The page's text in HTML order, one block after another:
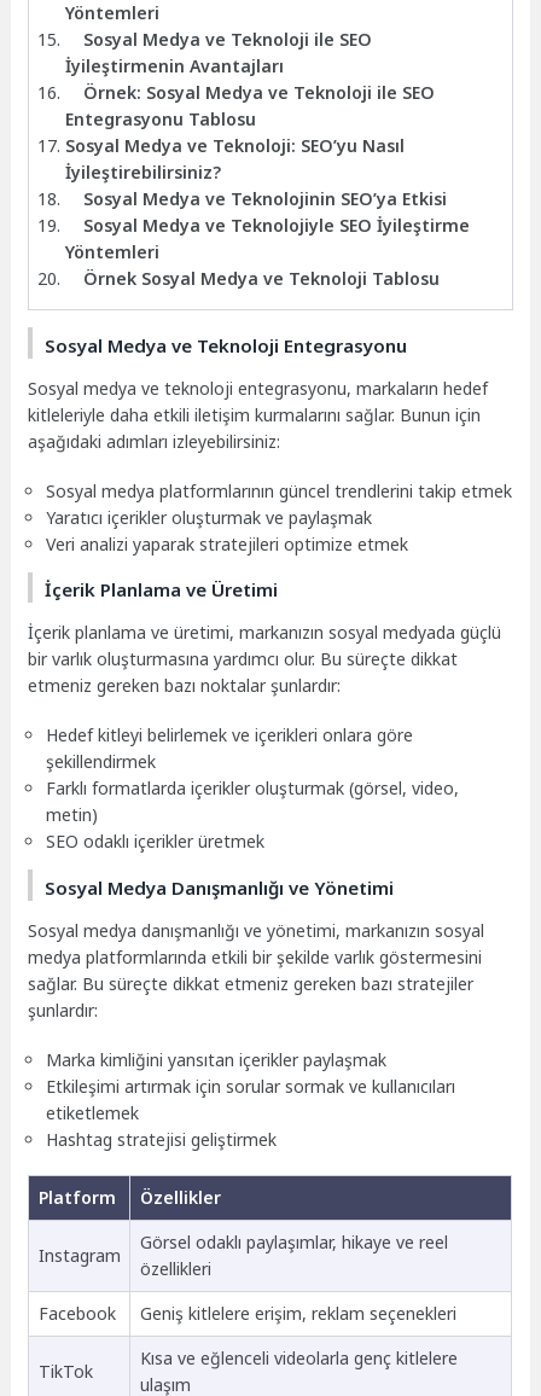
Yöntemleri
Sosyal Medya ve Teknoloji ile SEO
İyileştirmenin Avantajları
Örnek: Sosyal Medya ve Teknoloji ile SEO
Entegrasyonu Tablosu
Sosyal Medya ve Teknoloji: SEO’yu Nasıl
İyileştirebilirsiniz?
Sosyal Medya ve Teknolojinin SEO’ya Etkisi
Sosyal Medya ve Teknolojiyle SEO İyileştirme
Yöntemleri
Örnek Sosyal Medya ve Teknoloji Tablosu
Sosyal Medya ve Teknoloji Entegrasyonu
Sosyal medya ve teknoloji entegrasyonu, markaların hedef
kitleleriyle daha etkili iletişim kurmalarını sağlar. Bunun için
aşağıdaki adımları izleyebilirsiniz:
Sosyal medya platformlarının güncel trendlerini takip etmek
Yaratıcı içerikler oluşturmak ve paylaşmak
Veri analizi yaparak stratejileri optimize etmek
İçerik Planlama ve Üretimi
İçerik planlama ve üretimi, markanızın sosyal medyada güçlü
bir varlık oluşturmasına yardımcı olur. Bu süreçte dikkat
etmeniz gereken bazı noktalar şunlardır:
Hedef kitleyi belirlemek ve içerikleri onlara göre
şekillendirmek
Farklı formatlarda içerikler oluşturmak (görsel, video,
metin)
SEO odaklı içerikler üretmek
Sosyal Medya Danışmanlığı ve Yönetimi
Sosyal medya danışmanlığı ve yönetimi, markanızın sosyal
medya platformlarında etkili bir şekilde varlık göstermesini
sağlar. Bu süreçte dikkat etmeniz gereken bazı stratejiler
şunlardır:
Marka kimliğini yansıtan içerikler paylaşmak
Etkileşimi artırmak için sorular sormak ve kullanıcıları
etiketlemek
Hashtag stratejisi geliştirmek
Platform Özellikler
Instagram
Görsel odaklı paylaşımlar, hikaye ve reel
özellikleri
Facebook
Geniş kitlelere erişim, reklam seçenekleri
TikTok
Kısa ve eğlenceli videolarla genç kitlelere
ulaşım